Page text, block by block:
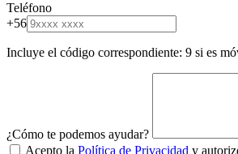
Teléfono
+56
Incluye el código correspondiente: 9 si es
¿Cómo te podemos ayudar?
Acepto la Política de Privacidad y